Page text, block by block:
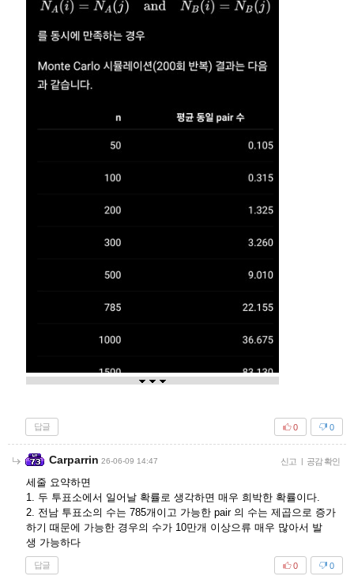
답글 0
0
Carparrin 26-06-09 14:47 신고 | 공감 확인
세줄 요약하면
1. 두 투표소에서 일어날 확률로 생각하면 매우 희박한 확률이다.
2. 전남 투표소의 수는 785개이고 가능한 pair 의 수는 제곱으로 증가
하기 때문에 가능한 경우의 수가 10만개 이상으류 매우 많아서 발
생 가능하다
답글 0
0